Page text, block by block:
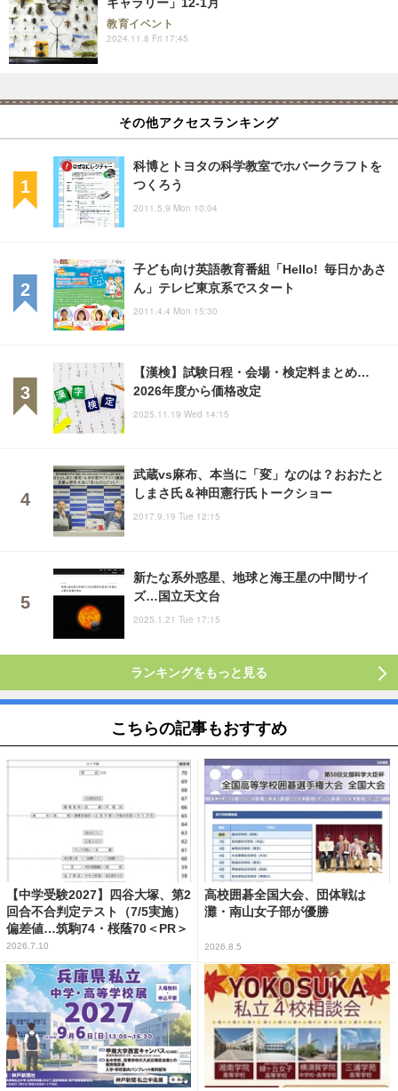
教育イベント
2024.11.8 Fri 17:45
その他アクセスランキング
科博とトヨタの科学教室でホバークラフトを
つくろう
2011.5.9 Mon 10:04
子ども向け英語教育番組「Hello! 毎日かあさ
ん」テレビ東京系でスタート
2011.4.4 Mon 15:30
【漢検】試験日程・会場・検定料まとめ…
2026年度から価格改定
2025.11.19 Wed 14:15
武蔵vs麻布、本当に「変」なのは？おおたと
しまさ氏＆神田憲行氏トークショー
2017.9.19 Tue 12:15
新たな系外惑星、地球と海王星の中間サイ
ズ…国立天文台
2025.1.21 Tue 17:15
ランキングをもっと見る
こちらの記事もおすすめ
【中学受験2027】四谷大塚、第2
回合不合判定テスト（7/5実施）
偏差値…筑駒74・桜蔭70＜PR＞
2026.7.10
高校囲碁全国大会、団体戦は
灘・南山女子部が優勝
2026.8.5